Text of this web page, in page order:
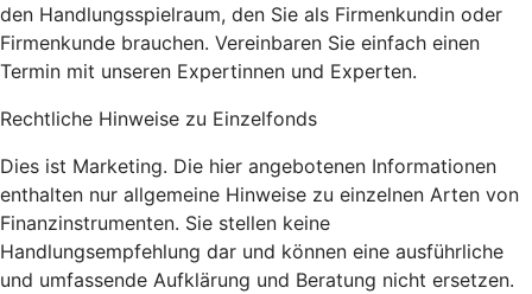
den Handlungsspielraum, den Sie als Firmenkundin oder
Firmenkunde brauchen. Vereinbaren Sie einfach einen
Termin mit unseren Expertinnen und Experten.
Rechtliche Hinweise zu Einzelfonds
Dies ist Marketing. Die hier angebotenen Informationen
enthalten nur allgemeine Hinweise zu einzelnen Arten von
Finanzinstrumenten. Sie stellen keine
Handlungsempfehlung dar und können eine ausführliche
und umfassende Aufklärung und Beratung nicht ersetzen.